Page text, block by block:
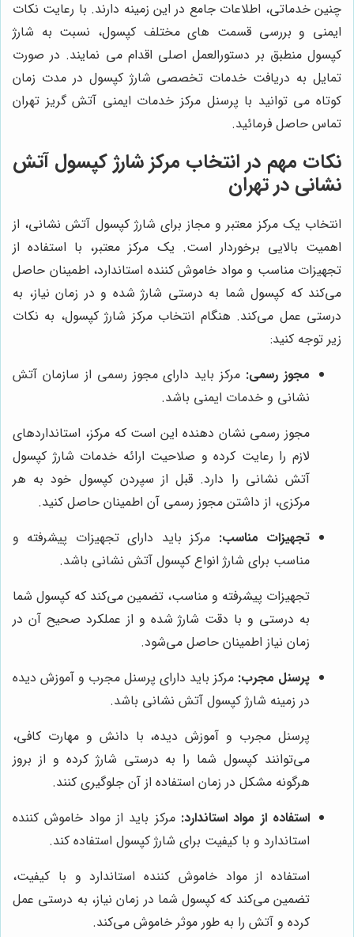
چنین خدماتی، اطلاعات جامع در این زمینه دارند. با رعایت نکات
ایمنی و بررسی قسمت های مختلف کپسول، نسبت به شارژ
کپسول منطبق بر دستورالعمل اصلی اقدام می نمایند. در صورت
تمایل به دریافت خدمات تخصصی شارژ کپسول در مدت زمان
کوتاه می توانید با پرسنل مرکز خدمات ایمنی آتش گریز تهران
تماس حاصل فرمائید.
نکات مهم در انتخاب مرکز شارژ کپسول آتش
نشانی در تهران
انتخاب یک مرکز معتبر و مجاز برای شارژ کپسول آتش نشانی، از
اهمیت بالایی برخوردار است. یک مرکز معتبر، با استفاده از
تجهیزات مناسب و مواد خاموش کننده استاندارد، اطمینان حاصل
می‌کند که کپسول شما به درستی شارژ شده و در زمان نیاز، به
درستی عمل می‌کند. هنگام انتخاب مرکز شارژ کپسول، به نکات
زیر توجه کنید:
مجوز رسمی: مرکز باید دارای مجوز رسمی از سازمان آتش
نشانی و خدمات ایمنی باشد.
مجوز رسمی نشان دهنده این است که مرکز، استانداردهای
لازم را رعایت کرده و صلاحیت ارائه خدمات شارژ کپسول
آتش نشانی را دارد. قبل از سپردن کپسول خود به هر
مرکزی، از داشتن مجوز رسمی آن اطمینان حاصل کنید.
تجهیزات مناسب: مرکز باید دارای تجهیزات پیشرفته و
مناسب برای شارژ انواع کپسول آتش نشانی باشد.
تجهیزات پیشرفته و مناسب، تضمین می‌کند که کپسول شما
به درستی و با دقت شارژ شده و از عملکرد صحیح آن در
زمان نیاز اطمینان حاصل می‌شود.
پرسنل مجرب: مرکز باید دارای پرسنل مجرب و آموزش دیده
در زمینه شارژ کپسول آتش نشانی باشد.
پرسنل مجرب و آموزش دیده، با دانش و مهارت کافی،
می‌توانند کپسول شما را به درستی شارژ کرده و از بروز
هرگونه مشکل در زمان استفاده از آن جلوگیری کنند.
استفاده از مواد استاندارد: مرکز باید از مواد خاموش کننده
استاندارد و با کیفیت برای شارژ کپسول استفاده کند.
استفاده از مواد خاموش کننده استاندارد و با کیفیت،
تضمین می‌کند که کپسول شما در زمان نیاز، به درستی عمل
کرده و آتش را به طور موثر خاموش می‌کند.